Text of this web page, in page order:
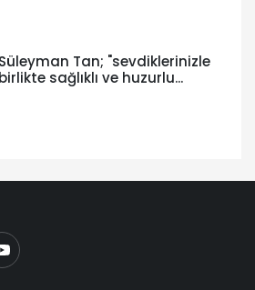
Süleyman Tan; "sevdiklerinizle
birlikte sağlıklı ve huzurlu...